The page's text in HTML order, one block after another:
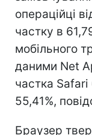
операційці
частку в
мобільного
даними Net
частка
55,41%,
Браузер